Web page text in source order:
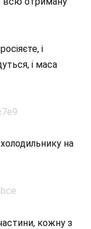
і
і маса
на
частини, кожну з